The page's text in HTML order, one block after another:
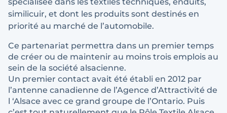
similicuir, et dont les produits sont destinés en
priorité au marché de l’automobile.
Ce partenariat permettra dans un premier temps
de créer ou de maintenir au moins trois emplois au
sein de la société alsacienne.
Un premier contact avait été établi en 2012 par
l’antenne canadienne de l’Agence d’Attractivité de
l ‘Alsace avec ce grand groupe de l’Ontario. Puis